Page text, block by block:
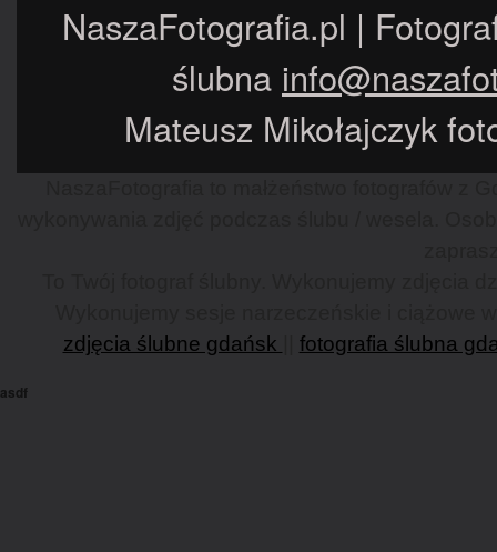
NaszaFotografia.pl |
ślubna
Mateusz Mikołajczyk
zdjęcia ślubne gdańsk
fotografia ślubna
asdf